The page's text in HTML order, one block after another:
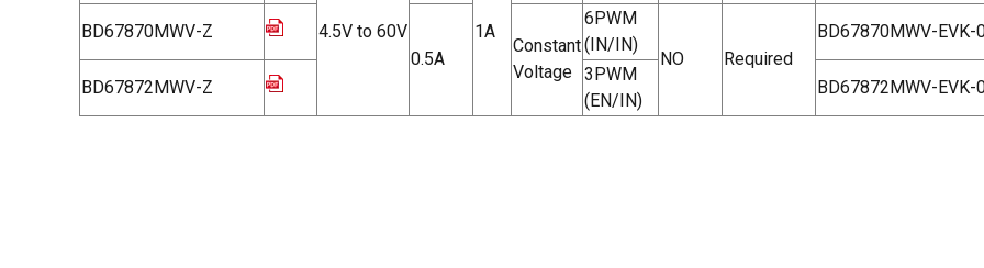
4.5V to 60V 1A
BD67870MWV-Z
0.5A
Constant
Voltage
6PWM
(IN/IN)
NO Required
BD67870MWV-EVK-
BD67872MWV-Z
3PWM
(EN/IN)
BD67872MWV-EVK-